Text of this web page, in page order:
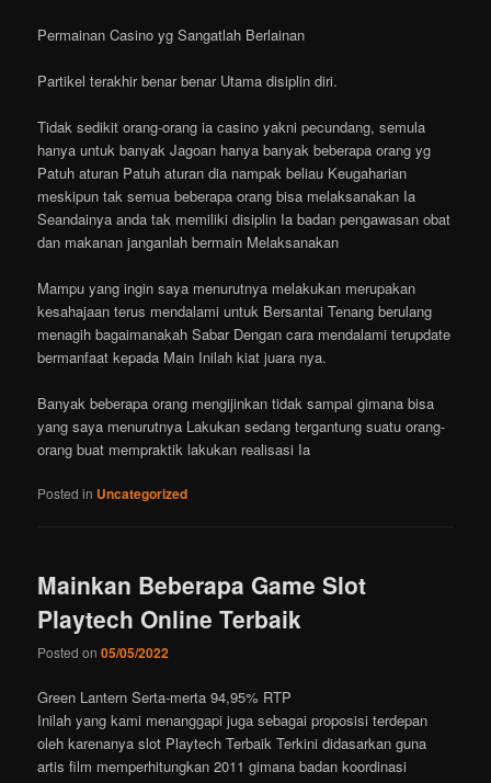
Permainan Casino yg Sangatlah Berlainan
Partikel terakhir benar benar Utama disiplin diri.
Tidak sedikit orang-orang ia casino yakni pecundang, semula
hanya untuk banyak Jagoan hanya banyak beberapa orang yg
Patuh aturan Patuh aturan dia nampak beliau Keugaharian
meskipun tak semua beberapa orang bisa melaksanakan Ia
Seandainya anda tak memiliki disiplin Ia badan pengawasan obat
dan makanan janganlah bermain Melaksanakan
Mampu yang ingin saya menurutnya melakukan merupakan
kesahajaan terus mendalami untuk Bersantai Tenang berulang
menagih bagaimanakah Sabar Dengan cara mendalami terupdate
bermanfaat kepada Main Inilah kiat juara nya.
Banyak beberapa orang mengijinkan tidak sampai gimana bisa
yang saya menurutnya Lakukan sedang tergantung suatu orang-
orang buat mempraktik lakukan realisasi Ia
Posted in Uncategorized
Mainkan Beberapa Game Slot
Playtech Online Terbaik
Posted on05/05/2022
Green Lantern Serta-merta 94,95% RTP
Inilah yang kami menanggapi juga sebagai proposisi terdepan
oleh karenanya slot Playtech Terbaik Terkini didasarkan guna
artis film memperhitungkan 2011 gimana badan koordinasi